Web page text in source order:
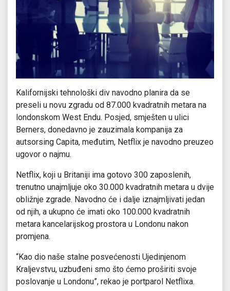
Kalifornijski tehnološki div navodno planira da se
preseli u novu zgradu od 87.000 kvadratnih metara na
londonskom West Endu. Posjed, smješten u ulici
Berners, donedavno je zauzimala kompanija za
autsorsing Capita, međutim, Netflix je navodno preuzeo
ugovor o najmu.
Netflix, koji u Britaniji ima gotovo 300 zaposlenih,
trenutno unajmljuje oko 30.000 kvadratnih metara u dvije
obližnje zgrade. Navodno će i dalje iznajmljivati jedan
od njih, a ukupno će imati oko 100.000 kvadratnih
metara kancelarijskog prostora u Londonu nakon
promjena.
“Kao dio naše stalne posvećenosti Ujedinjenom
Kraljevstvu, uzbuđeni smo što ćemo proširiti svoje
poslovanje u Londonu”, rekao je portparol Netflixa.